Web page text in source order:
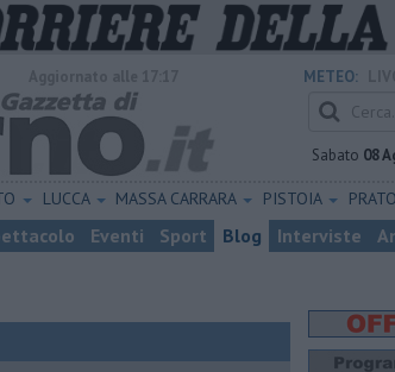
METEO:
Sabato 08
LUCCA MASSA CARRARA PISTOIA PRATO
Eventi Sport Blog Interviste